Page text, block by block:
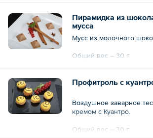
Пирамидка из
мусса
Мусс из молочного
Общий вес – 30 г
Профитроль с
Воздушное заварное
кремом с Куантро.
Общий вес – 30 г